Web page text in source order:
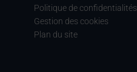
Politique de confidentialités
Gestion des cookies
Plan du site